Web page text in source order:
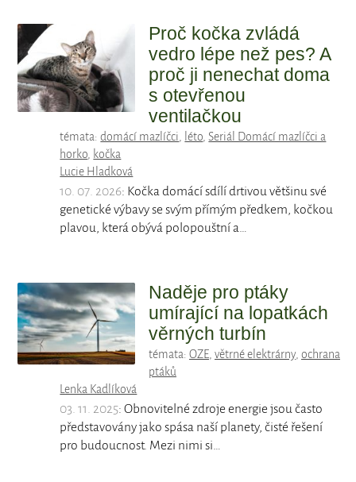
Proč kočka zvládá
vedro lépe než pes? A
proč ji nenechat doma
s otevřenou
ventilačkou
témata:domácí mazlíčci, léto,Seriál Domácí mazlíčci a
horko, kočka
Lucie Hladková
10. 07. 2026: Kočka domácí sdílí drtivou většinu své
genetické výbavy se svým přímým předkem, kočkou
plavou, která obývá polopouštní a…
Naděje pro ptáky
umírající na lopatkách
věrných turbín
témata: OZE, větrné elektrárny, ochrana
ptáků
Lenka Kadlíková
03. 11. 2025: Obnovitelné zdroje energie jsou často
představovány jako spása naší planety, čisté řešení
pro budoucnost. Mezi nimi si…